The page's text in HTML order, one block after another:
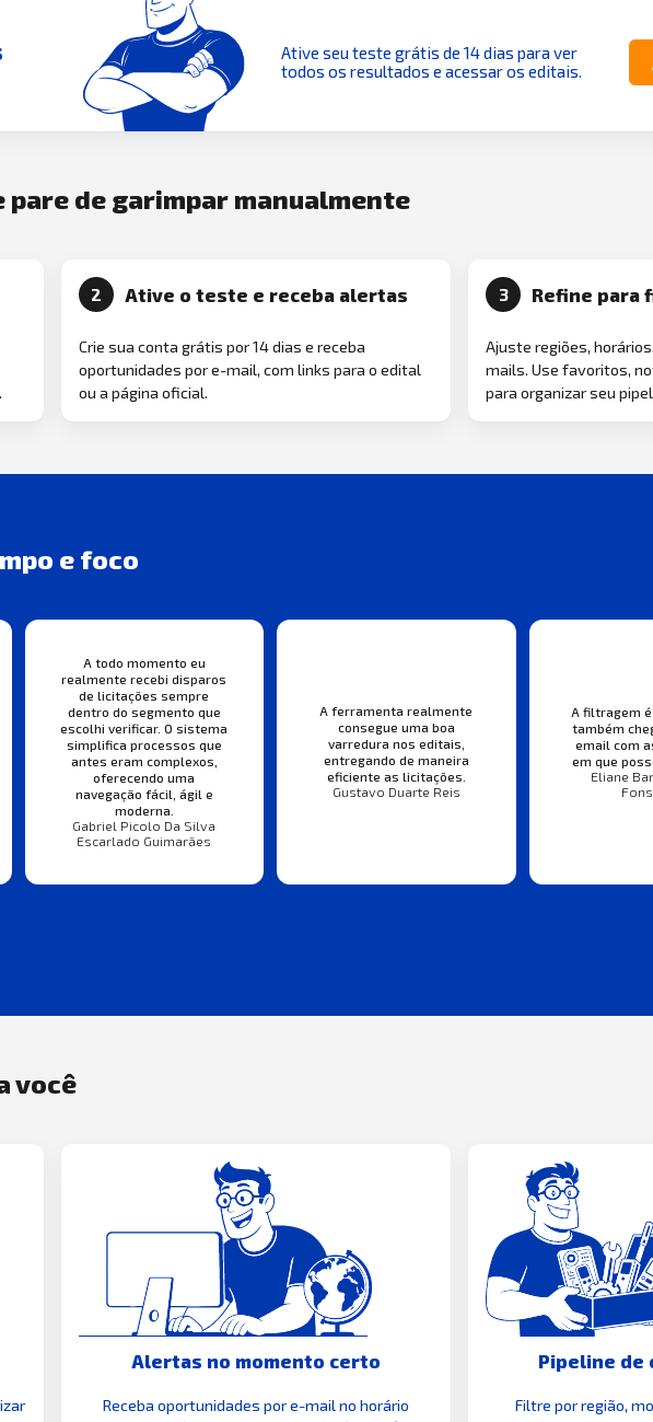
Ative seu teste grátis de 14 dias para ver
todos os resultados e acessar os editais.
pare de garimpar manualmente
2 Ative o teste e receba alertas
Crie sua conta grátis por 14 dias e receba
oportunidades por e-mail, com links para o edital
ou a página oficial.
3 Refine para
Ajuste regiões,
mails. Use favoritos,
para organizar seu
e foco
A todo momento eu
realmente recebi disparos
de licitações sempre
dentro do segmento que
escolhi verificar. O sistema
simplifica processos que
antes eram complexos,
oferecendo uma
navegação fácil, ágil e
moderna.
Gabriel Picolo Da Silva
Escarlado Guimarães
A ferramenta realmente
consegue uma boa
varredura nos editais,
entregando de maneira
eficiente as licitações.
Gustavo Duarte Reis
A filtragem
também
email com
em que
Eliane
você
Alertas no momento certo
Receba oportunidades por e-mail no horário
Pipeline de
Filtre por região,